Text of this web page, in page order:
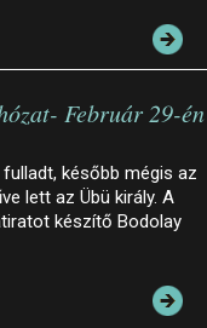
Február 29-én
később mégis az
lett az Übü király. A
készítő Bodolay